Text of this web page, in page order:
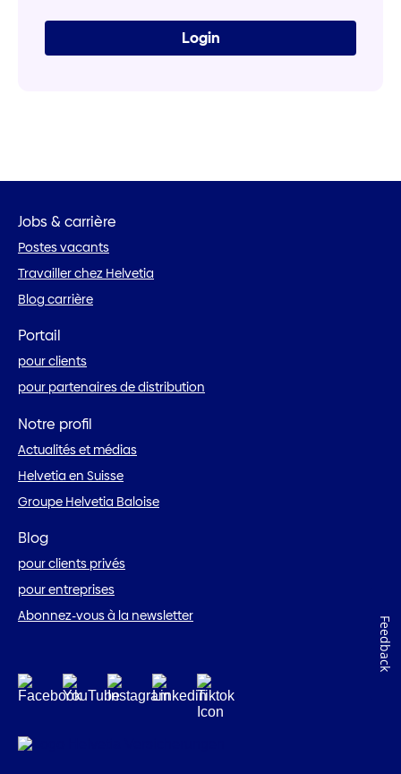
Login
Jobs & carrière
Postes vacants
Travailler chez Helvetia
Blog carrière
Portail
pour clients
pour partenaires de distribution
Notre profil
Actualités et médias
Helvetia en Suisse
Groupe Helvetia Baloise
Blog
pour clients privés
pour entreprises
Abonnez-vous à la newsletter
Feedback